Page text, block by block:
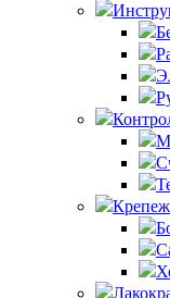
Крепеж